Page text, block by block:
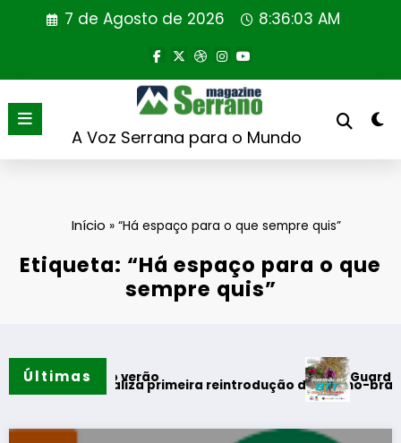
7 de Agosto de 2026 8:36:04 AM
A Voz Serrana para o Mundo
Início »“Há espaço para o que sempre quis”
Etiqueta: “Há espaço para o que
sempre quis”
Últimas
do verão
realiza primeira reintrodução de coelho-bravo em
Guarda